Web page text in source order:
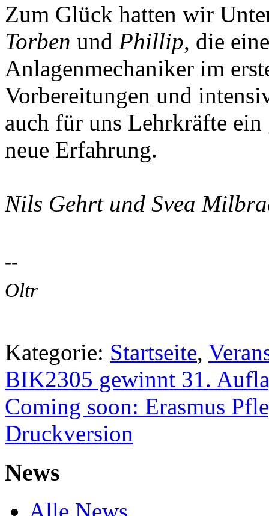
Zum Glück hatten wir
Torben und Phillip, die
Anlagenmechaniker im
Vorbereitungen und
auch für uns Lehrkräfte
neue Erfahrung.
Nils Gehrt und Svea
--
Oltr
Kategorie: Startseite,
BIK2305 gewinnt 31.
Coming soon: Erasmus
Druckversion
News